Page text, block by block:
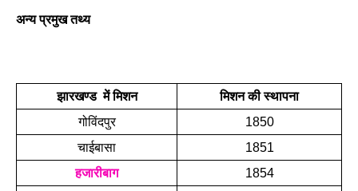
अन्य प्रमुख तथ्य
झारखण्ड  में मिशन
मिशन की स्थापना
गोविंदपुर
1850
चाईबासा
1851
हजारीबाग
1854